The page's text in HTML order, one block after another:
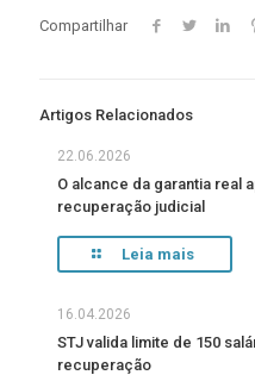
Compartilhar
Artigos Relacionados
22.06.2026
O alcance da garantia real
recuperação judicial
Leia mais
16.04.2026
STJ valida limite de 150
recuperação